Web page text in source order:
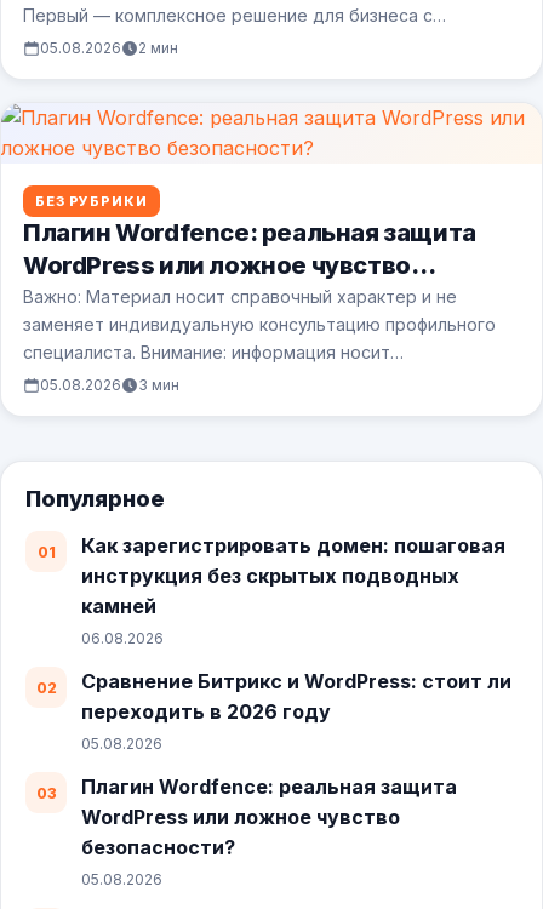
Первый — комплексное решение для бизнеса с…
05.08.2026 2 мин
БЕЗ РУБРИКИ
Плагин Wordfence: реальная защита
WordPress или ложное чувство
безопасности?
Важно: Материал носит справочный характер и не
заменяет индивидуальную консультацию профильного
специалиста. Внимание: информация носит
ознакомительный характер. Безопасность сайта
05.08.2026 3 мин
Популярное
Как зарегистрировать домен: пошаговая
инструкция без скрытых подводных
камней
06.08.2026
Сравнение Битрикс и WordPress: стоит ли
переходить в 2026 году
05.08.2026
Плагин Wordfence: реальная защита
WordPress или ложное чувство
безопасности?
05.08.2026